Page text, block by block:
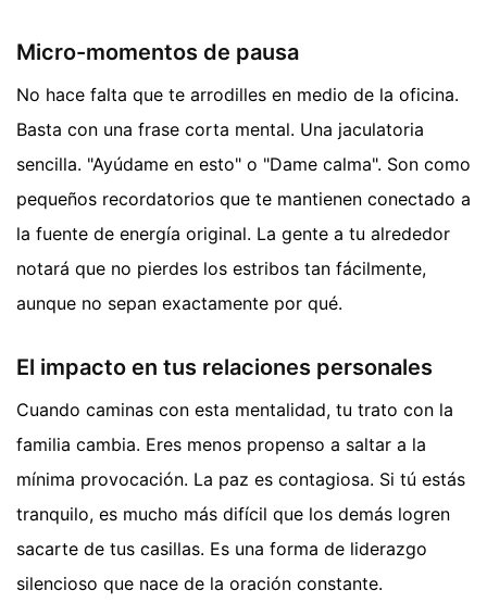
Micro-momentos de pausa
No hace falta que te arrodilles en medio de la oficina.
Basta con una frase corta mental. Una jaculatoria
sencilla. "Ayúdame en esto" o "Dame calma". Son como
pequeños recordatorios que te mantienen conectado a
la fuente de energía original. La gente a tu alrededor
notará que no pierdes los estribos tan fácilmente,
aunque no sepan exactamente por qué.
El impacto en tus relaciones personales
Cuando caminas con esta mentalidad, tu trato con la
familia cambia. Eres menos propenso a saltar a la
mínima provocación. La paz es contagiosa. Si tú estás
tranquilo, es mucho más difícil que los demás logren
sacarte de tus casillas. Es una forma de liderazgo
silencioso que nace de la oración constante.